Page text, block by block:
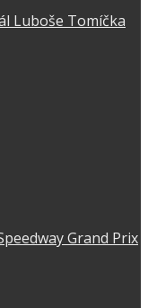
Luboše Tomíčka
Grand Prix